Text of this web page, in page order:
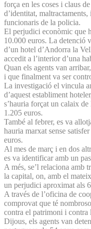
força en les coses i claus
d’identitat,
funcionaris de la policia.
El perjudici econòmic que
10.000 euros. La detenció
d’un hotel d’Andorra la
accedit a l’interior d’una
Quan els agents van
i que finalment va ser
La investigació el vincula
d’aquest establiment
s’hauria forçat un calaix
1.205 euros.
També al febrer, es va
hauria marxat sense
euros.
Al mes de març i en dos
es va identificar amb un
A més, se’l relaciona amb
la capital, on, amb el
un perjudici aproximat als
A través de l’oficina de
comprovat que té
contra el patrimoni i contra
Dijous, els agents van